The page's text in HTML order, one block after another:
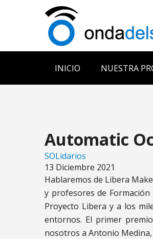
INICIO NUESTRA
Automatic
SOLidarios
13 Diciembre 2021
Hablaremos de Libera
y profesores de
Proyecto Libera y a los
entornos. El primer
nosotros a Antonio Medina,